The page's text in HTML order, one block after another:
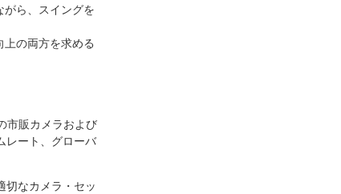
がら、スイングを
の両方を求める
市販カメラおよび
レート、グローバ
切なカメラ・セッ